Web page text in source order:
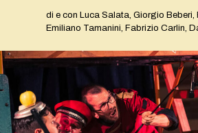
di e con Luca Salata, Giorgio Beberi,
Emiliano Tamanini, Fabrizio Carlin,